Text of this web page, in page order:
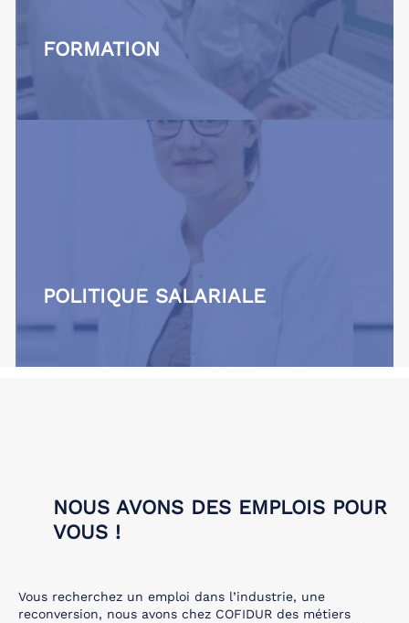
FORMATION
POLITIQUE SALARIALE
NOUS AVONS DES EMPLOIS POUR
VOUS !
Vous recherchez un emploi dans l’industrie, une
reconversion, nous avons chez COFIDUR des métiers